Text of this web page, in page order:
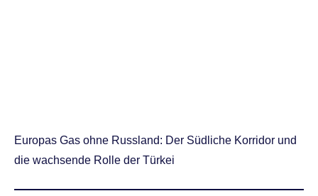
Europas Gas ohne Russland: Der Südliche Korridor und
die wachsende Rolle der Türkei